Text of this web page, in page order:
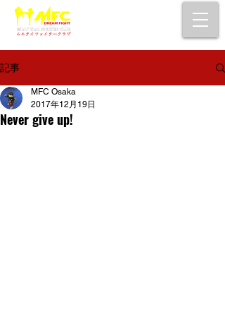
記事
Never give up!
MFC Osaka
2017年12月19日